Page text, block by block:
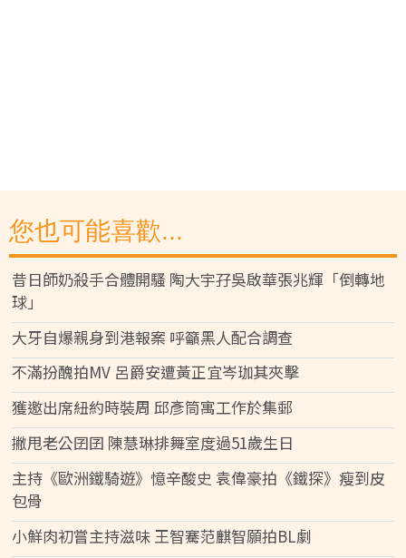
您也可能喜歡...
昔日師奶殺手合體開騷 陶大宇孖吳啟華張兆輝「倒轉地
球」
大牙自爆親身到港報案 呼籲黑人配合調查
不滿扮醜拍MV 呂爵安遭黃正宜岑珈其夾擊
獲邀出席紐約時裝周 邱彥筒寓工作於集郵
撇甩老公囝囝 陳慧琳排舞室度過51歲生日
主持《歐洲鐵騎遊》憶辛酸史 袁偉豪拍《鐵探》瘦到皮
包骨
小鮮肉初嘗主持滋味 王智騫范麒智願拍BL劇